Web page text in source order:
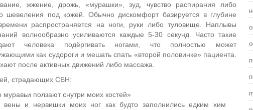
жжение, дрожь, «мурашки», зуд, чувство распирания либо
шевеления под кожей. Обычно дискомфорт базируется в глубине
распространяется на ноги, руки либо туловище.
Наплывы
волнообразно усиливаются каждые 5-30 секунд. Часто такие
человека подёргивать ногами, что полностью может
как судороги и мешать спать «второй половинке» пациента.
после активных движений либо массажа.
страдающих СБН:
муравьи ползают снутри моих костей»
и нервишки моих ног как будто заполнились едким хим